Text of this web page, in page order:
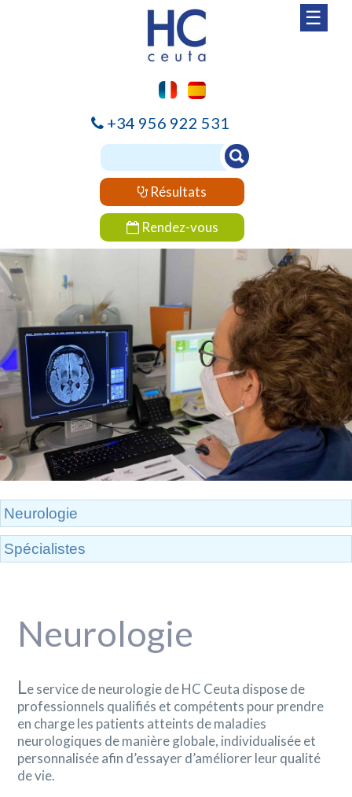
☰
+34 956 922 531
Résultats
Rendez-vous
Neurologie
Spécialistes
Neurologie
L e service de neurologie de HC Ceuta dispose de
professionnels qualifiés et compétents pour prendre
en charge les patients atteints de maladies
neurologiques de manière globale, individualisée et
personnalisée afin d’essayer d’améliorer leur qualité
de vie.